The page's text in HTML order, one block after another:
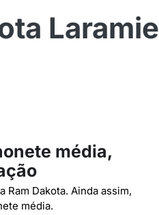
Laramie
média,
Ram Dakota. Ainda assim,
média.